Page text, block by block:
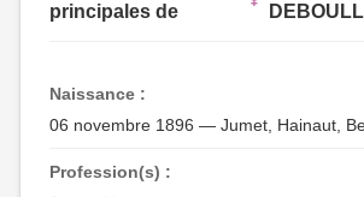
principales de
Naissance :
06 novembre 1896 — Jumet, Hainaut,
Profession(s) :